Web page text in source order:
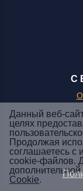
С
Заказать звонок
+7 (929) 551-70-07
Ежедневно 9:00-
Данный веб-
целях
Продолжая
соглашаетесь с
cookie-файлов.
Cookie.